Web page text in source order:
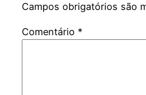
Campos obrigatórios são
Comentário *